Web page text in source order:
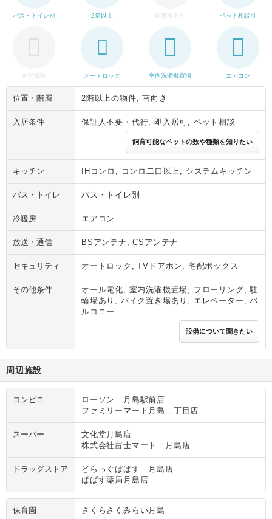
バス・トイレ別 2階以上 駐車場あり ペット相談可
追焚機能 オートロック 室内洗濯機置場 エアコン
位置・階層 2階以上の物件, 南向き
入居条件 保証人不要・代行, 即入居可, ペット相談
飼育可能なペットの数や種類を知りたい
キッチン IHコンロ, コンロ二口以上, システムキッチン
バス・トイレ バス・トイレ別
冷暖房 エアコン
放送・通信 BSアンテナ, CSアンテナ
セキュリティ オートロック, TVドアホン, 宅配ボックス
その他条件
オール電化, 室内洗濯機置場, フローリング, 駐
輪場あり, バイク置き場あり, エレベーター, バ
ルコニー
設備について聞きたい
周辺施設
コンビニ
ローソン 月島駅前店
ファミリーマート月島二丁目店
スーパー
文化堂月島店
株式会社富士マート 月島店
ドラッグストア
どらっぐぱぱす 月島店
ぱぱす薬局月島店
保育園 さくらさくみらい月島